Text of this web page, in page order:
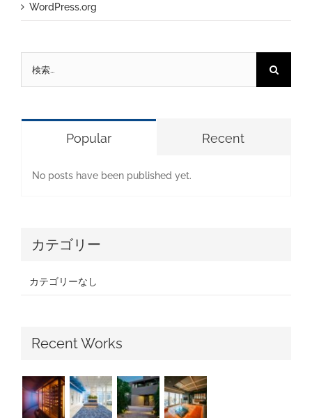
WordPress.org
Popular Recent
No posts have been published yet.
カテゴリー
カテゴリーなし
Recent Works